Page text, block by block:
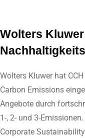
Wolters
Wolters Kluwer hat
Carbon Emissions
Angebote durch
1-, 2- und 3-
Corporate